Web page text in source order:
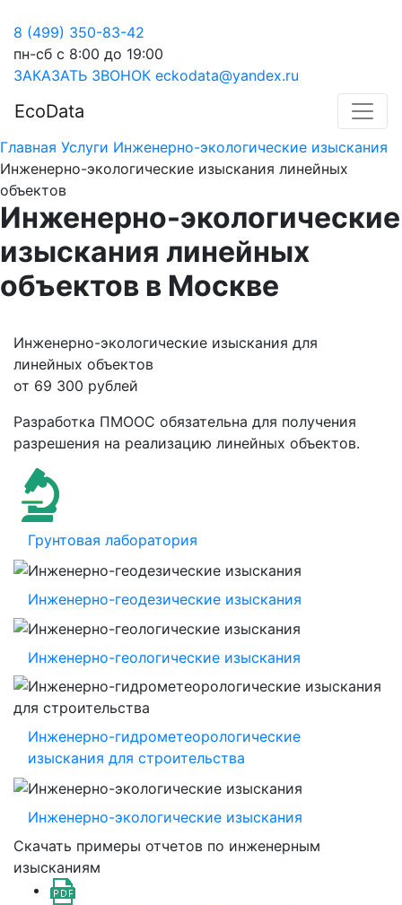
8 (499) 350-83-42
пн-сб с 8:00 до 19:00
ЗАКАЗАТЬ ЗВОНОК eckodata@yandex.ru
EcoData
Главная Услуги Инженерно-экологические изыскания
Инженерно-экологические изыскания линейных
объектов
Инженерно-экологические
изыскания линейных
объектов в Москве
Инженерно-экологические изыскания для
линейных объектов
от 69 300 рублей
Разработка ПМООС обязательна для получения
разрешения на реализацию линейных объектов.
Грунтовая лаборатория
Инженерно-геодезические изыскания
Инженерно-геологические изыскания
Инженерно-гидрометеорологические
изыскания для строительства
Инженерно-экологические изыскания
Скачать примеры отчетов по инженерным
изысканиям